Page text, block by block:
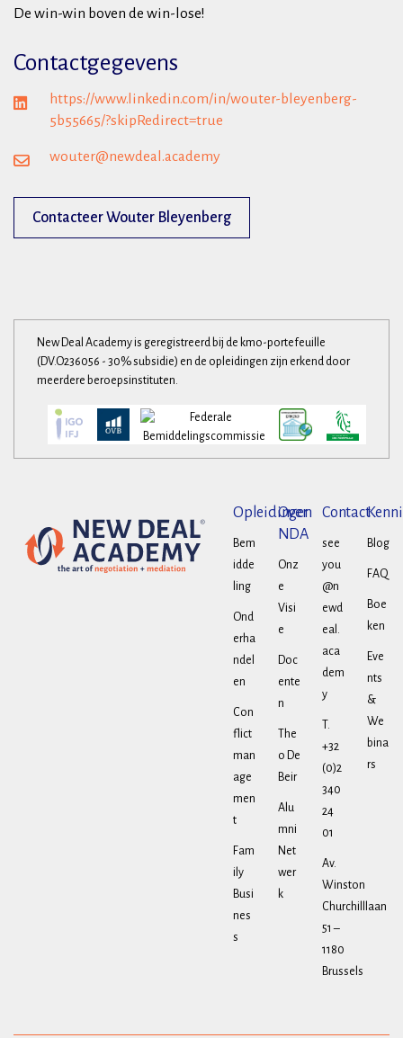
De win-win boven de win-lose!
Contactgegevens
https://www.linkedin.com/in/wouter-bleyenberg-
5b55665/?skipRedirect=true
wouter@newdeal.academy
Contacteer Wouter Bleyenberg
New Deal Academy is geregistreerd bij de kmo-portefeuille
(DV.O236056 - 30% subsidie) en de opleidingen zijn erkend door
meerdere beroepsinstituten.
Opleidingen
Bem
idde
ling
Ond
erha
ndel
en
Con
flict
man
age
men
t
Fam
ily
Busi
nes
s
Over
NDA
Onz
e
Visi
e
Doc
ente
n
The
o De
Beir
Alu
mni
Net
wer
k
Contact
see
you
@n
ewd
eal.
aca
dem
y
T.
+32
(0)2
340
24
01
Av.
Winston
Churchilllaan
51 –
1180
Brussels
Blog
FAQ
Boe
ken
Eve
nts
&
We
bina
rs